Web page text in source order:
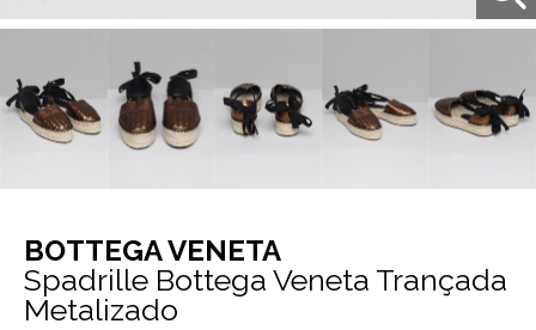
BOTTEGA VENETA
Spadrille Bottega Veneta Trançada
Metalizado